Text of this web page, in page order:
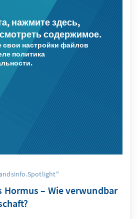
нажмите здесь,
содержимое.
свои настройки файлов
политика
Hormus – Wie verwundbar